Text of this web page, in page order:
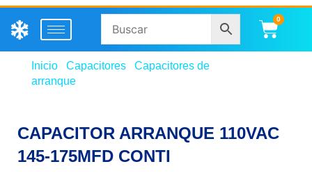
0
Inicio Capacitores
Capacitores de
arranque
CAPACITOR ARRANQUE 110VAC
145-175MFD CONTI